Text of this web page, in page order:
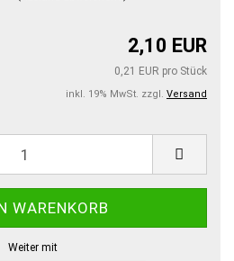
2,10 EUR
0,21 EUR pro Stück
inkl. 19% MwSt. zzgl. Versand
Weiter mit